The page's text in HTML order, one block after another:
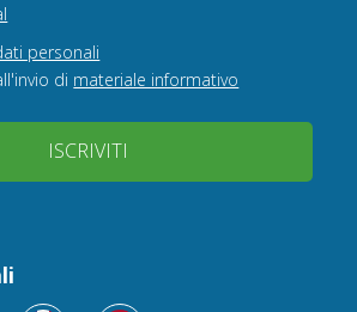
personali
di materiale informativo
ISCRIVITI